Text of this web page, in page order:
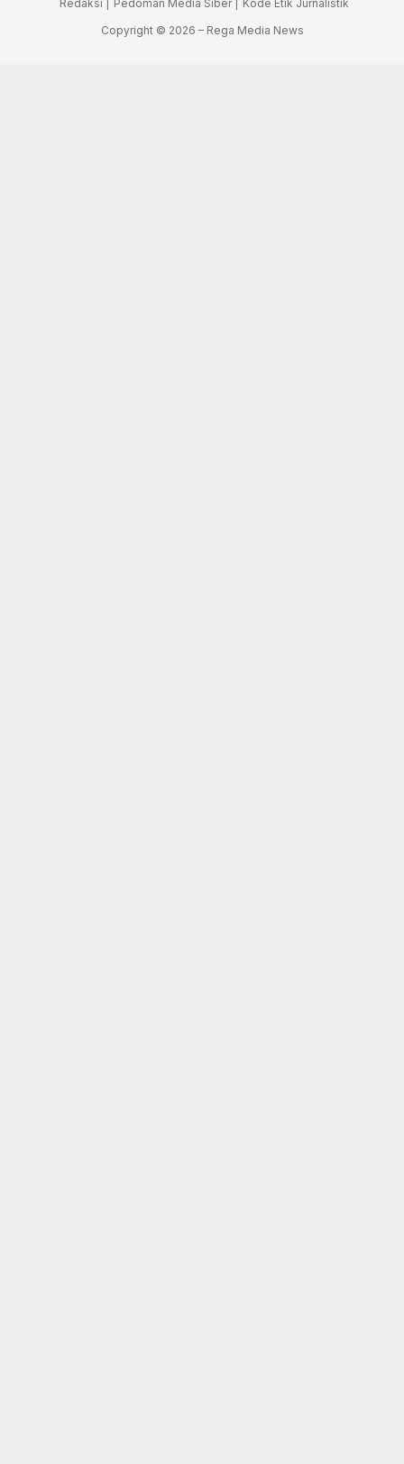
Redaksi | Pedoman Media Siber |
Kode Etik Jurnalistik
Copyright © 2026 – Rega Media News